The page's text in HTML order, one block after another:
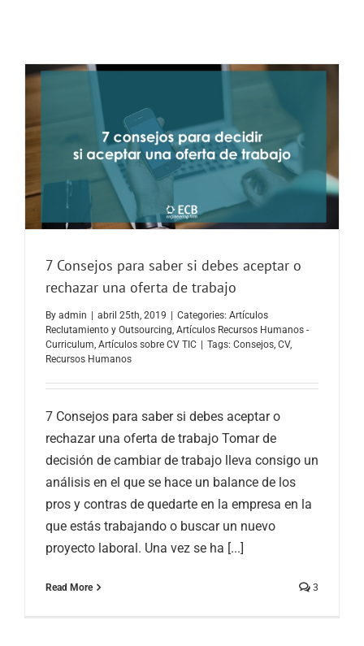
7 Consejos para saber si debes aceptar o
rechazar una oferta de trabajo
By admin abril 25th, 2019 Categories: Artículos
Reclutamiento y Outsourcing, Artículos Recursos Humanos -
Curriculum, Artículos sobre CV TIC Tags: Consejos, CV,
Recursos Humanos
7 Consejos para saber si debes aceptar o
rechazar una oferta de trabajo Tomar de
decisión de cambiar de trabajo lleva consigo un
análisis en el que se hace un balance de los
pros y contras de quedarte en la empresa en la
que estás trabajando o buscar un nuevo
proyecto laboral. Una vez se ha [...]
Read More 3